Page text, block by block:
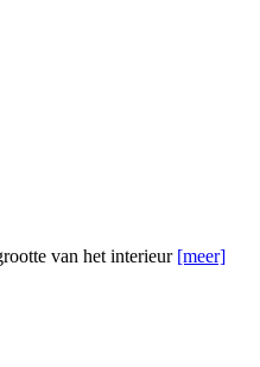
van het interieur [meer]